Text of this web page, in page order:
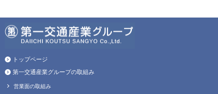
トップページ
第一交通産業グループの取組み
営業面の取組み